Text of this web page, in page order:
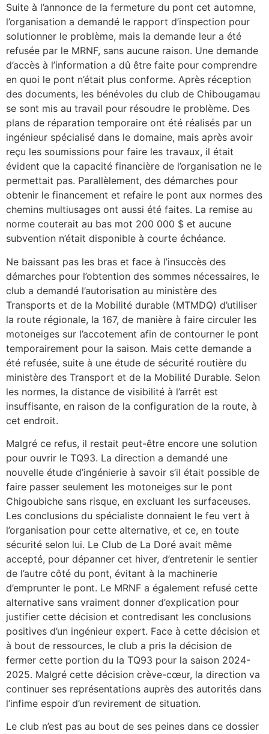
Suite à l’annonce de la fermeture du pont cet automne,
l’organisation a demandé le rapport d’inspection pour
solutionner le problème, mais la demande leur a été
refusée par le MRNF, sans aucune raison. Une demande
d’accès à l’information a dû être faite pour comprendre
en quoi le pont n’était plus conforme. Après réception
des documents, les bénévoles du club de Chibougamau
se sont mis au travail pour résoudre le problème. Des
plans de réparation temporaire ont été réalisés par un
ingénieur spécialisé dans le domaine, mais après avoir
reçu les soumissions pour faire les travaux, il était
évident que la capacité financière de l’organisation ne le
permettait pas. Parallèlement, des démarches pour
obtenir le financement et refaire le pont aux normes des
chemins multiusages ont aussi été faites. La remise au
norme couterait au bas mot 200 000 $ et aucune
subvention n’était disponible à courte échéance.
Ne baissant pas les bras et face à l’insuccès des
démarches pour l’obtention des sommes nécessaires, le
club a demandé l’autorisation au ministère des
Transports et de la Mobilité durable (MTMDQ) d’utiliser
la route régionale, la 167, de manière à faire circuler les
motoneiges sur l’accotement afin de contourner le pont
temporairement pour la saison. Mais cette demande a
été refusée, suite à une étude de sécurité routière du
ministère des Transport et de la Mobilité Durable. Selon
les normes, la distance de visibilité à l’arrêt est
insuffisante, en raison de la configuration de la route, à
cet endroit.
Malgré ce refus, il restait peut-être encore une solution
pour ouvrir le TQ93. La direction a demandé une
nouvelle étude d’ingénierie à savoir s’il était possible de
faire passer seulement les motoneiges sur le pont
Chigoubiche sans risque, en excluant les surfaceuses.
Les conclusions du spécialiste donnaient le feu vert à
l’organisation pour cette alternative, et ce, en toute
sécurité selon lui. Le Club de La Doré avait même
accepté, pour dépanner cet hiver, d’entretenir le sentier
de l’autre côté du pont, évitant à la machinerie
d’emprunter le pont. Le MRNF a également refusé cette
alternative sans vraiment donner d’explication pour
justifier cette décision et contredisant les conclusions
positives d’un ingénieur expert. Face à cette décision et
à bout de ressources, le club a pris la décision de
fermer cette portion du la TQ93 pour la saison 2024-
2025. Malgré cette décision crève-cœur, la direction va
continuer ses représentations auprès des autorités dans
l’infime espoir d’un revirement de situation.
Le club n’est pas au bout de ses peines dans ce dossier